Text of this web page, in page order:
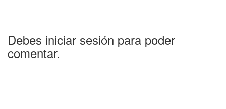
Debes iniciar sesión para poder
comentar.